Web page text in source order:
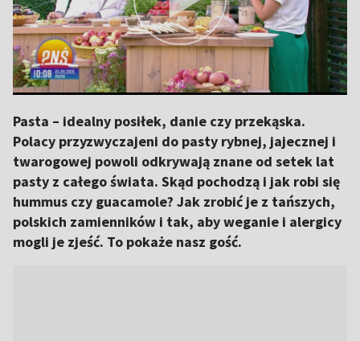
Pasta – idealny posiłek, danie czy przekąska.
Polacy przyzwyczajeni do pasty rybnej, jajecznej i
twarogowej powoli odkrywają znane od setek lat
pasty z całego świata. Skąd pochodzą i jak robi się
hummus czy guacamole? Jak zrobić je z tańszych,
polskich zamienników i tak, aby weganie i alergicy
mogli je zjeść. To pokaże nasz gość.